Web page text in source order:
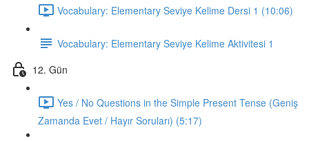
Vocabulary: Elementary Seviye Kelime Dersi 1 (10:06)
Vocabulary: Elementary Seviye Kelime Aktivitesi 1
12. Gün
Yes / No Questions in the Simple Present Tense (Geniş
Zamanda Evet / Hayır Soruları) (5:17)